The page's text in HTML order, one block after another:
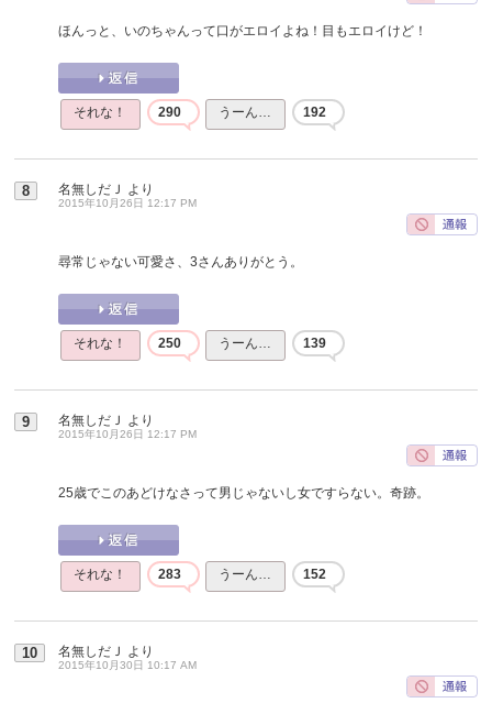
ほんっと、いのちゃんって口がエロイよね！目もエロイけど！
それな！ 290 うーん… 192
8 名無しだＪ より
2015年10月26日 12:17 PM
尋常じゃない可愛さ、3さんありがとう。
それな！ 250 うーん… 139
9 名無しだＪ より
2015年10月26日 12:17 PM
25歳でこのあどけなさって男じゃないし女ですらない。奇跡。
それな！ 283 うーん… 152
10 名無しだＪ より
2015年10月30日 10:17 AM